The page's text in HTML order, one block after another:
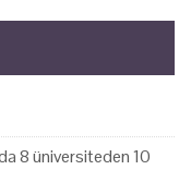
8 üniversiteden 10